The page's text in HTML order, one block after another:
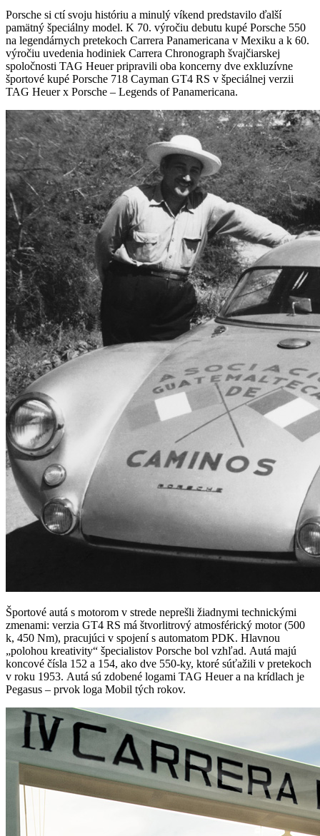
Porsche si ctí svoju históriu a minulý víkend predstavilo ďalší
pamätný špeciálny model. K 70. výročiu debutu kupé Porsche 550
na legendárnych pretekoch Carrera Panamericana v Mexiku a k 60.
výročiu uvedenia hodiniek Carrera Chronograph švajčiarskej
spoločnosti TAG Heuer pripravili oba koncerny dve exkluzívne
športové kupé Porsche 718 Cayman GT4 RS v špeciálnej verzii
TAG Heuer x Porsche – Legends of Panamericana.
Športové autá s motorom v strede neprešli žiadnymi technickými
zmenami: verzia GT4 RS má štvorlitrový atmosférický motor (500
k, 450 Nm), pracujúci v spojení s automatom PDK. Hlavnou
„polohou kreativity“ špecialistov Porsche bol vzhľad. Autá majú
koncové čísla 152 a 154, ako dve 550-ky, ktoré súťažili v pretekoch
v roku 1953. Autá sú zdobené logami TAG Heuer a na krídlach je
Pegasus – prvok loga Mobil tých rokov.